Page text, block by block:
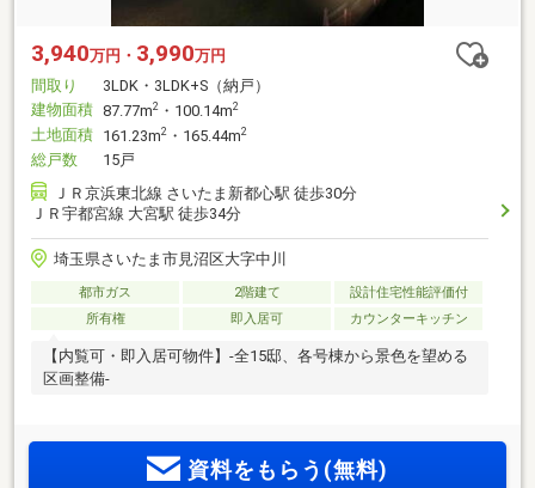
3,940万円・ 3,990万円
間取り
3LDK・3LDK+S（納戸）
建物面積 87.77m2 ・100.14m2
土地面積 161.23m2 ・165.44m2
総戸数
15戸
ＪＲ京浜東北線 さいたま新都心駅 徒歩30分
ＪＲ宇都宮線 大宮駅 徒歩34分
埼玉県さいたま市見沼区大字中川
都市ガス 2階建て
設計住宅性能評価付
所有権
即入居可 カウンターキッチン
【内覧可・即入居可物件】-全15邸、各号棟から景色を望める
区画整備-
資料をもらう(無料)